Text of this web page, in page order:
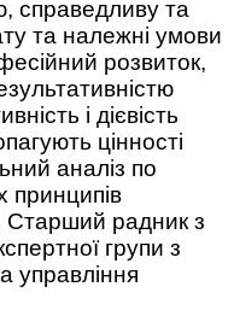
справедливу та
та належні умови
розвиток,
і дієвість
цінності
аналіз по
принципів
Старший радник з
групи з
управління